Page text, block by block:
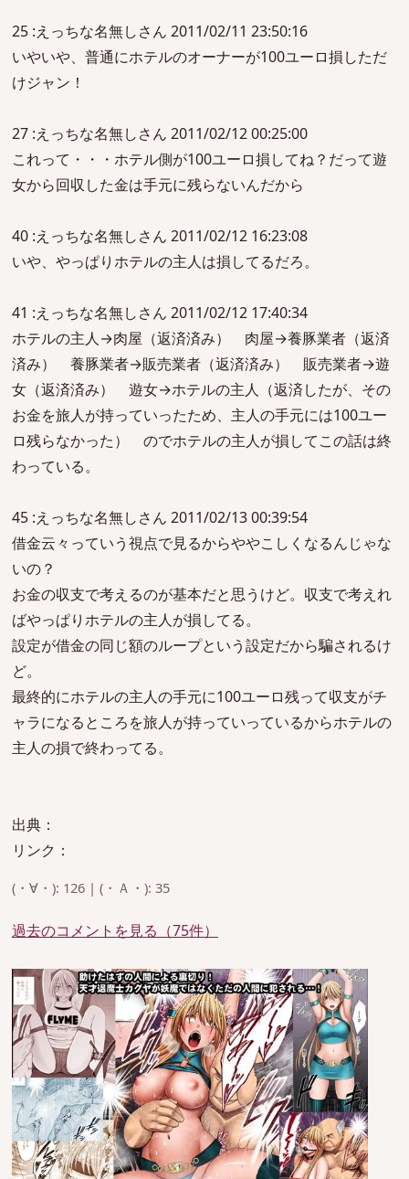
25 :えっちな名無しさん 2011/02/11 23:50:16
いやいや、普通にホテルのオーナーが100ユーロ損しただ
けジャン！
27 :えっちな名無しさん 2011/02/12 00:25:00
これって・・・ホテル側が100ユーロ損してね？だって遊
女から回収した金は手元に残らないんだから
40 :えっちな名無しさん 2011/02/12 16:23:08
いや、やっぱりホテルの主人は損してるだろ。
41 :えっちな名無しさん 2011/02/12 17:40:34
ホテルの主人→肉屋（返済済み） 肉屋→養豚業者（返済
済み） 養豚業者→販売業者（返済済み） 販売業者→遊
女（返済済み） 遊女→ホテルの主人（返済したが、その
お金を旅人が持っていったため、主人の手元には100ユー
ロ残らなかった） のでホテルの主人が損してこの話は終
わっている。
45 :えっちな名無しさん 2011/02/13 00:39:54
借金云々っていう視点で見るからややこしくなるんじゃな
いの？
お金の収支で考えるのが基本だと思うけど。収支で考えれ
ばやっぱりホテルの主人が損してる。
設定が借金の同じ額のループという設定だから騙されるけ
ど。
最終的にホテルの主人の手元に100ユーロ残って収支がチ
ャラになるところを旅人が持っていっているからホテルの
主人の損で終わってる。
出典：
リンク：
(・∀・): 126 | (・Ａ・): 35
過去のコメントを見る（75件）